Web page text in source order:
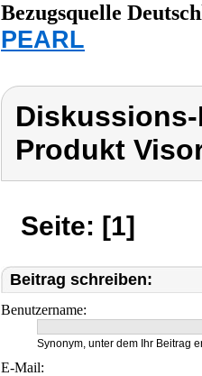
Bezugsquelle
PEARL
Produkt
Seite: [1]
Beitrag schreiben:
Benutzername:
Synonym, unter dem Ihr Beitrag
E-Mail: